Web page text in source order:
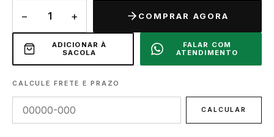
− + COMPRAR AGORA
ADICIONAR À
SACOLA
FALAR COM
ATENDIMENTO
CALCULE FRETE E PRAZO
CALCULAR